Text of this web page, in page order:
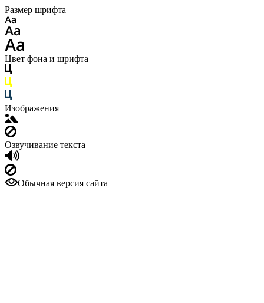
Размер шрифта
Цвет фона и шрифта
Изображения
Озвучивание текста
Обычная версия сайта